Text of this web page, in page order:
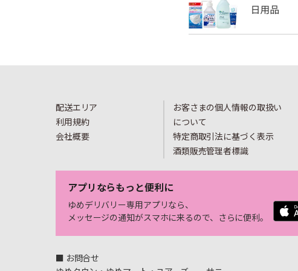
配送エリア
利用規約
会社概要
お客さまの個人情報の取扱い
について
特定商取引法に基づく表示
酒類販売管理者標識
アプリならもっと便利に
ゆめデリバリー専用アプリなら、
メッセージの通知がスマホに来るので、さらに便利。
■ お問合せ